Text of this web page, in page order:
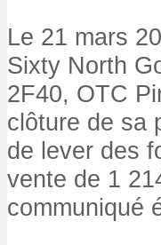
Le 21 mars
Sixty North
2F40, OTC
clôture de sa
de lever des
vente de 1
communiqué